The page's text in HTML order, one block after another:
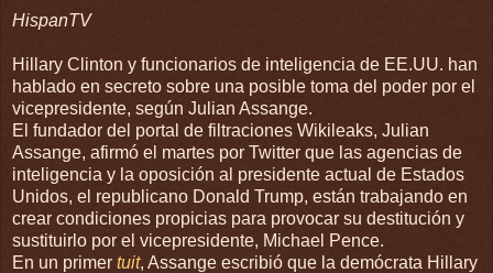
HispanTV
Hillary Clinton y funcionarios de inteligencia de EE.UU. han
hablado en secreto sobre una posible toma del poder por el
vicepresidente, según Julian Assange.
El fundador del portal de filtraciones Wikileaks, Julian
Assange, afirmó el martes por Twitter que las agencias de
inteligencia y la oposición al presidente actual de Estados
Unidos, el republicano Donald Trump, están trabajando en
crear condiciones propicias para provocar su destitución y
sustituirlo por el vicepresidente, Michael Pence.
En un primer tuit, Assange escribió que la demócrata Hillary